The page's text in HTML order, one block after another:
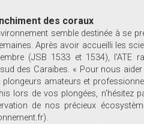
des coraux
semble destinée à se
Après avoir accueilli les
(JSB 1533 et 1534), l’ATE
des Caraïbes. « Pour nous
amateurs et
lors de vos plongées, n'hésitez
de nos précieux